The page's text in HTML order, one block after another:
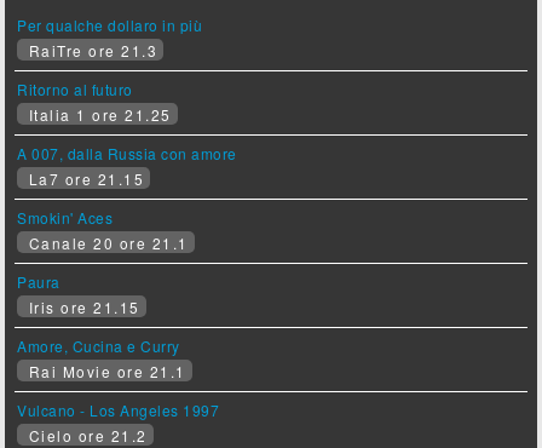
Per qualche dollaro in più
RaiTre ore 21.3
Ritorno al futuro
Italia 1 ore 21.25
A 007, dalla Russia con amore
La7 ore 21.15
Smokin' Aces
Canale 20 ore 21.1
Paura
Iris ore 21.15
Amore, Cucina e Curry
Rai Movie ore 21.1
Vulcano - Los Angeles 1997
Cielo ore 21.2